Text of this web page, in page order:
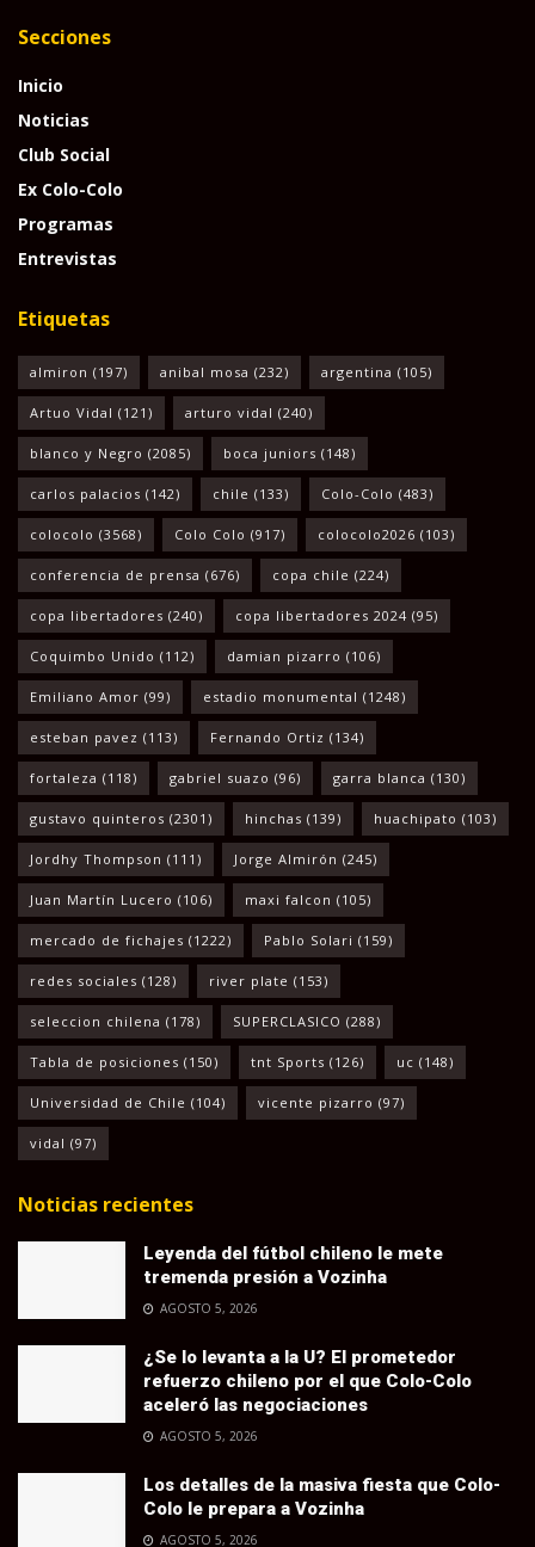
Secciones
Inicio
Noticias
Club Social
Ex Colo-Colo
Programas
Entrevistas
Etiquetas
almiron (197) anibal mosa (232) argentina (105)
Artuo Vidal (121) arturo vidal (240)
blanco y Negro (2085) boca juniors (148)
carlos palacios (142) chile (133) Colo-Colo (483)
colocolo (3568) Colo Colo (917) colocolo2026 (103)
conferencia de prensa (676) copa chile (224)
copa libertadores (240) copa libertadores 2024 (95)
Coquimbo Unido (112) damian pizarro (106)
Emiliano Amor (99) estadio monumental (1248)
esteban pavez (113) Fernando Ortiz (134)
fortaleza (118) gabriel suazo (96) garra blanca (130)
gustavo quinteros (2301) hinchas (139) huachipato (103)
Jordhy Thompson (111) Jorge Almirón (245)
Juan Martín Lucero (106) maxi falcon (105)
mercado de fichajes (1222) Pablo Solari (159)
redes sociales (128) river plate (153)
seleccion chilena (178) SUPERCLASICO (288)
Tabla de posiciones (150) tnt Sports (126) uc (148)
Universidad de Chile (104) vicente pizarro (97)
vidal (97)
Noticias recientes
Leyenda del fútbol chileno le mete
tremenda presión a Vozinha
AGOSTO 5, 2026
¿Se lo levanta a la U? El prometedor
refuerzo chileno por el que Colo-Colo
aceleró las negociaciones
AGOSTO 5, 2026
Los detalles de la masiva fiesta que Colo-
Colo le prepara a Vozinha
AGOSTO 5, 2026